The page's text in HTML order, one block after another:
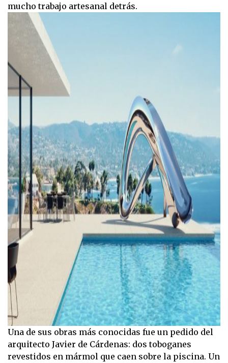
mucho trabajo artesanal detrás.
Una de sus obras más conocidas fue un pedido del
arquitecto Javier de Cárdenas: dos toboganes
revestidos en mármol que caen sobre la piscina. Un